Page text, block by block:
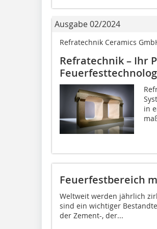
Ausgabe 02/2024
Refratechnik Ceramics
Refratechnik – Ihr
in
Feuerfestbereich
Weltweit werden jährlich
sind ein wichtiger
der Zement-, der...